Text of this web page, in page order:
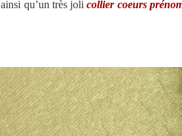
ainsi qu’un très jolicollier coeurs